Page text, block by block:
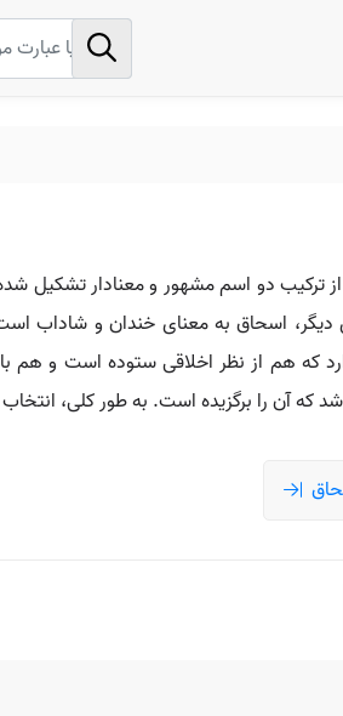
ترکیب دو اسم مشهور و معنادار
دیگر، اسحاق به معنای خندان و شاداب
که هم از نظر اخلاقی ستوده است و هم با
که آن را برگزیده است. به طور کلی،